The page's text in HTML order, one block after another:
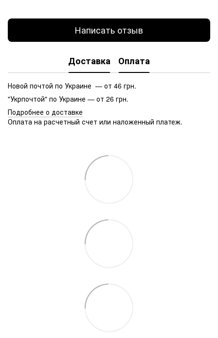
Написать отзыв
Доставка Оплата
Новой почтой по Украине — от 46 грн.
"Укрпочтой" по Украине — от 26 грн.
Подробнее о доставке
Оплата на расчетный счет или наложенный платеж.